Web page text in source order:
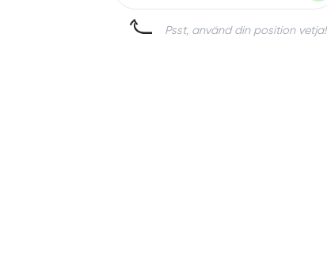
Psst, använd din position vetja!